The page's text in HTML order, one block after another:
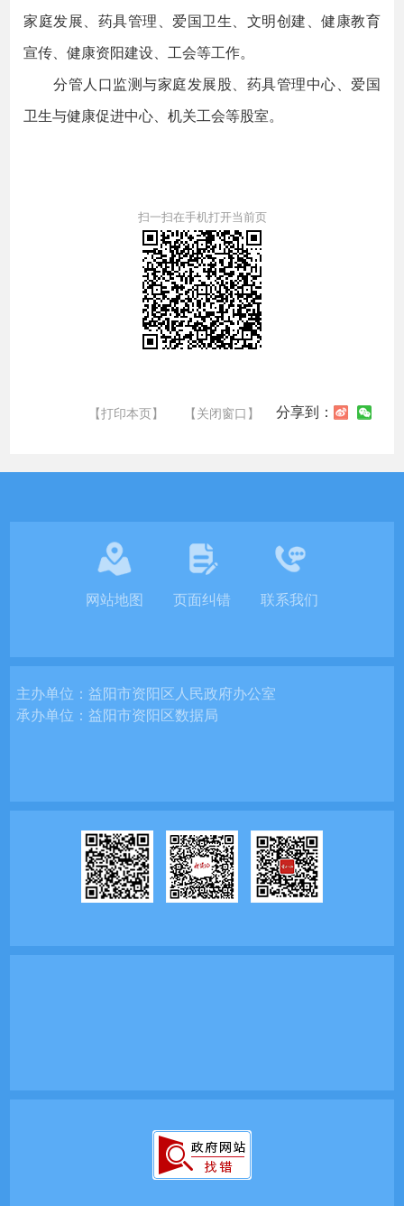
家庭发展、药具管理、爱国卫生、文明创建、健康教育
宣传、健康资阳建设、工会等工作。
分管人口监测与家庭发展股、药具管理中心、爱国
卫生与健康促进中心、机关工会等股室。
扫一扫在手机打开当前页
【打印本页】 【关闭窗口】 分享到：
网站地图 页面纠错 联系我们
主办单位：益阳市资阳区人民政府办公室
承办单位：益阳市资阳区数据局